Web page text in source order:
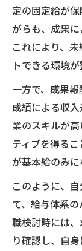
定の固定給が
がらも、成果に
これにより、
トできる環境が
一方で、成果
成績による収
業のスキルが
ティブを得る
が基本給のみに
このように、
て、給与体系
職検討時には
り確認し、自